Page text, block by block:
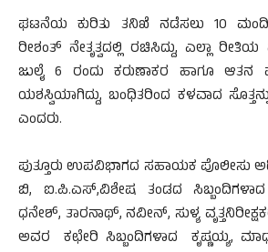
ಘಟನೆಯ ಕುರಿತು ತನಿಖೆ ನಡೆಸಲು 10
ರೀಶಂತ್ ನೇತೃತ್ವದಲ್ಲಿ ರಚಿಸಿದ್ದು, ಎಲ್ಲಾ
ಜುಲೈ 6 ರಂದು ಕರುಣಾಕರ ಹಾಗೂ ಆತನ
ಯಶಸ್ವಿಯಾಗಿದ್ದು, ಬಂಧಿತರಿಂದ ಕಳವಾದ
ಎಂದರು.
ಪುತ್ತೂರು ಉಪವಿಭಾಗದ ಸಹಾಯಕ ಪೊಲೀಸು
ಬಿ, ಐ.ಪಿ.ಎಸ್,ವಿಶೇಷ ತಂಡದ
ಧನೇಶ್, ತಾರನಾಥ್,ನವೀನ್,ಸುಳ್ಯ
ಅವರ ಕಛೇರಿ ಸಿಬ್ಬಂದಿಗಳಾದ ಕೃಷ್ಣಯ್ಯ,